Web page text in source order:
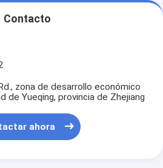
Contacto
zona de desarrollo económico
de Yueqing, provincia de Zhejiang
ahora